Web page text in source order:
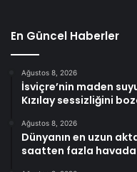
En Güncel Haberler
Ağustos 8, 2026
İsviçre’nin maden
Kızılay sessizliğini
Ağustos 8, 2026
Dünyanın en uzun
saatten fazla havada